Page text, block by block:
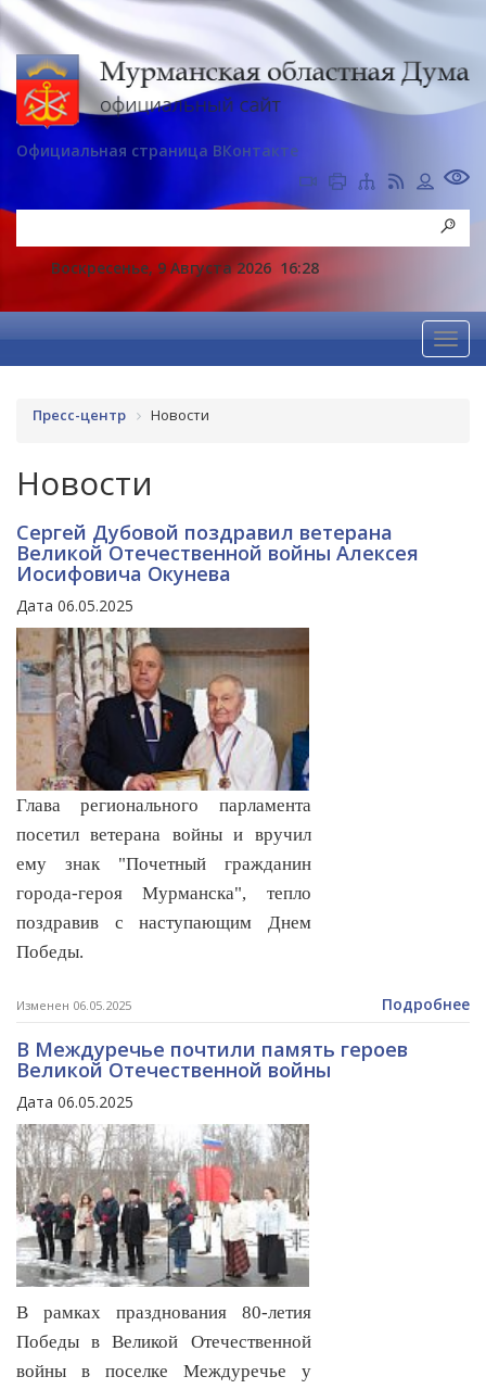
Официальная страница ВКонтакте
Воскресенье, 9 Августа 2026 16:28
Пресс-центр Новости
Новости
Сергей Дубовой поздравил ветерана
Великой Отечественной войны Алексея
Иосифовича Окунева
Дата 06.05.2025
Глава регионального парламента
посетил ветерана войны и вручил
ему знак "Почетный гражданин
города-героя Мурманска", тепло
поздравив с наступающим Днем
Победы.
Изменен 06.05.2025 Подробнее
В Междуречье почтили память героев
Великой Отечественной войны
Дата 06.05.2025
В рамках празднования 80-летия
Победы в Великой Отечественной
войны в поселке Междуречье у